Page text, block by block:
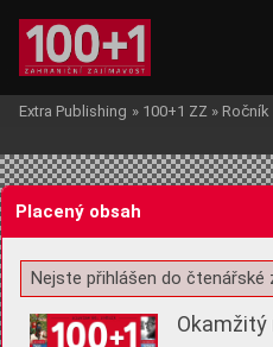
Žádost o souhlas s
Extra Publishing » 100+1 ZZ » Ročník
Placený obsah
Nejste přihlášen do čtenářské
Okamžitý